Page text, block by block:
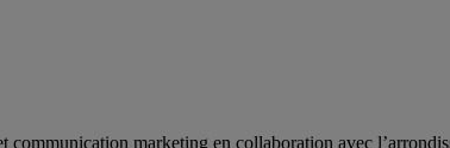
communication marketing en collaboration avec